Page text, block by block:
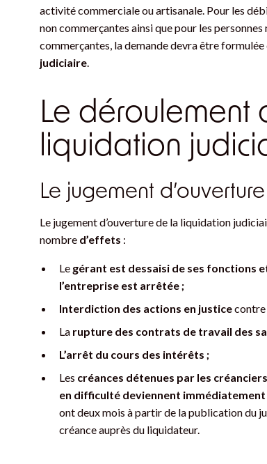
activité commerciale ou artisanale. Pour les
non commerçantes ainsi que pour les
commerçantes, la demande devra être formulée
judiciaire
Le déroulement
liquidation
Le jugement d’ouverture
Le jugement d’ouverture de la liquidation
nombre d’effets :
Le gérant est dessaisi de ses fonctions
l’entreprise est arrêtée ;
Interdiction des actions en justice
La rupture des contrats de travail des
L’arrêt du cours des intérêts ;
Les créances détenues par les
en difficulté deviennent
ont deux mois à partir de la publication du
créance auprès du liquidateur.